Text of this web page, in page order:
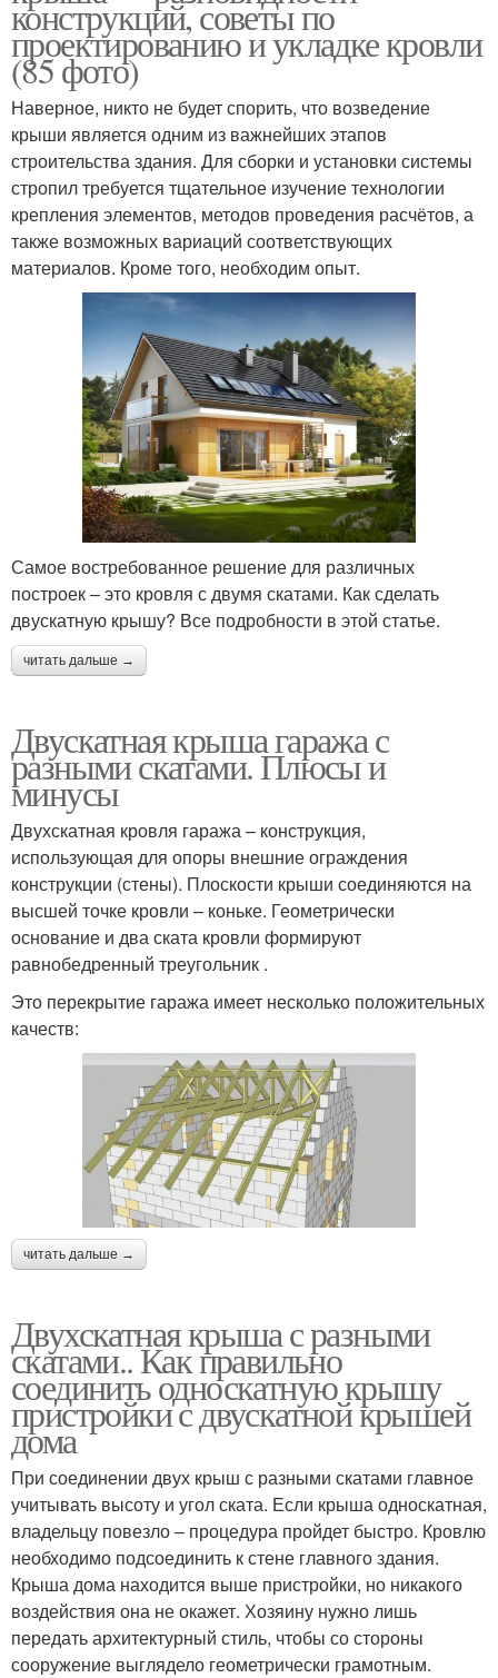
конструкций, советы по
проектированию и укладке кровли
(85 фото)
Наверное, никто не будет спорить, что возведение
крыши является одним из важнейших этапов
строительства здания. Для сборки и установки системы
стропил требуется тщательное изучение технологии
крепления элементов, методов проведения расчётов, а
также возможных вариаций соответствующих
материалов. Кроме того, необходим опыт.
Самое востребованное решение для различных
построек – это кровля с двумя скатами. Как сделать
двускатную крышу? Все подробности в этой статье.
читать дальше →
Двускатная крыша гаража с
разными скатами. Плюсы и
минусы
Двухскатная кровля гаража – конструкция,
использующая для опоры внешние ограждения
конструкции (стены). Плоскости крыши соединяются на
высшей точке кровли – коньке. Геометрически
основание и два ската кровли формируют
равнобедренный треугольник .
Это перекрытие гаража имеет несколько положительных
качеств:
читать дальше →
Двухскатная крыша с разными
скатами.. Как правильно
соединить односкатную крышу
пристройки с двускатной крышей
дома
При соединении двух крыш с разными скатами главное
учитывать высоту и угол ската. Если крыша односкатная,
владельцу повезло – процедура пройдет быстро. Кровлю
необходимо подсоединить к стене главного здания.
Крыша дома находится выше пристройки, но никакого
воздействия она не окажет. Хозяину нужно лишь
передать архитектурный стиль, чтобы со стороны
сооружение выглядело геометрически грамотным.